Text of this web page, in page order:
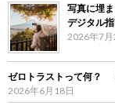
写真に埋
デジタル指
2026年7月
ゼロトラストって何？
2026年6月18日